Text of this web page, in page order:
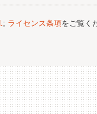
; ライセンス条項をご覧く